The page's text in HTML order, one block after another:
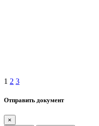
1 2 3
Отправить документ
×